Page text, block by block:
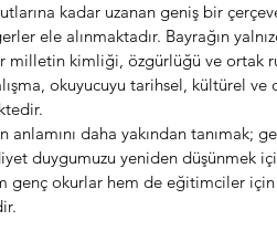
kadar uzanan geniş bir
ele alınmaktadır. Bayrağın
milletin kimliği, özgürlüğü ve ortak
okuyucuyu tarihsel, kültürel ve
anlamını daha yakından tanımak;
duygumuzu yeniden düşünmek
genç okurlar hem de eğitimciler